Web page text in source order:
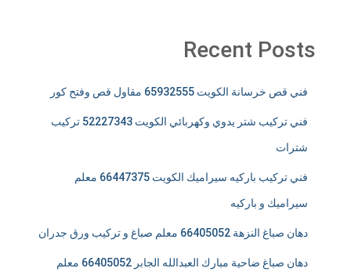
Recent Posts
فني قص خرسانة الكويت 65932555 مقاول قص وفتح كور
فني تركيب شتر يدوي وكهربائي الكويت 52227343 تركيب
شترات
فني تركيب باركيه سيراميك الكويت 66447375 معلم
سيراميك و باركيه
دهان صباغ النزهة 66405052 معلم صباغ و تركيب ورق جدران
دهان صباغ ضاحية مبارك العبدالله الجابر 66405052 معلم